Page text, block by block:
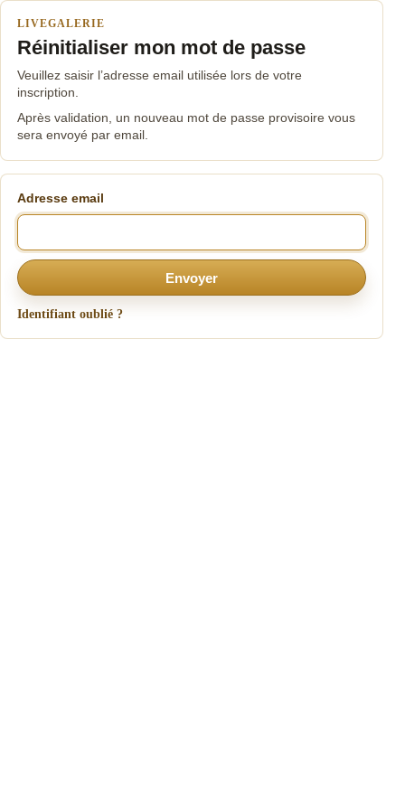
LIVEGALERIE
Réinitialiser mon mot de passe
Veuillez saisir l’adresse email utilisée lors de votre
inscription.
Après validation, un nouveau mot de passe provisoire vous
sera envoyé par email.
Adresse email
Envoyer
Identifiant oublié ?